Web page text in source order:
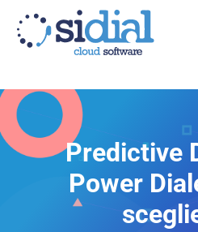
Predictive
Power